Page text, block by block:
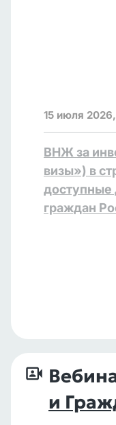
15 июля 2026,
ВНЖ за
визы») в
доступные
граждан
и